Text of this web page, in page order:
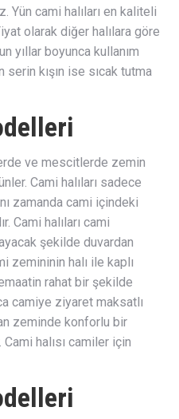
Yün cami halıları en kaliteli
olarak diğer halılara göre
yıllar boyunca kullanım
serin kışın ise sıcak tutma
ve mescitlerde zemin
Cami halıları sadece
zamanda cami içindeki
Cami halıları cami
şekilde duvardan
zemininin halı ile kaplı
rahat bir şekilde
camiye ziyaret maksatlı
zeminde konforlu bir
halısı camiler için